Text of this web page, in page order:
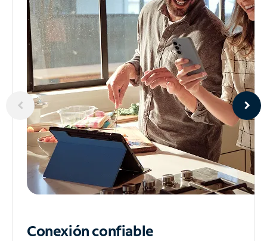
Conexión confiable